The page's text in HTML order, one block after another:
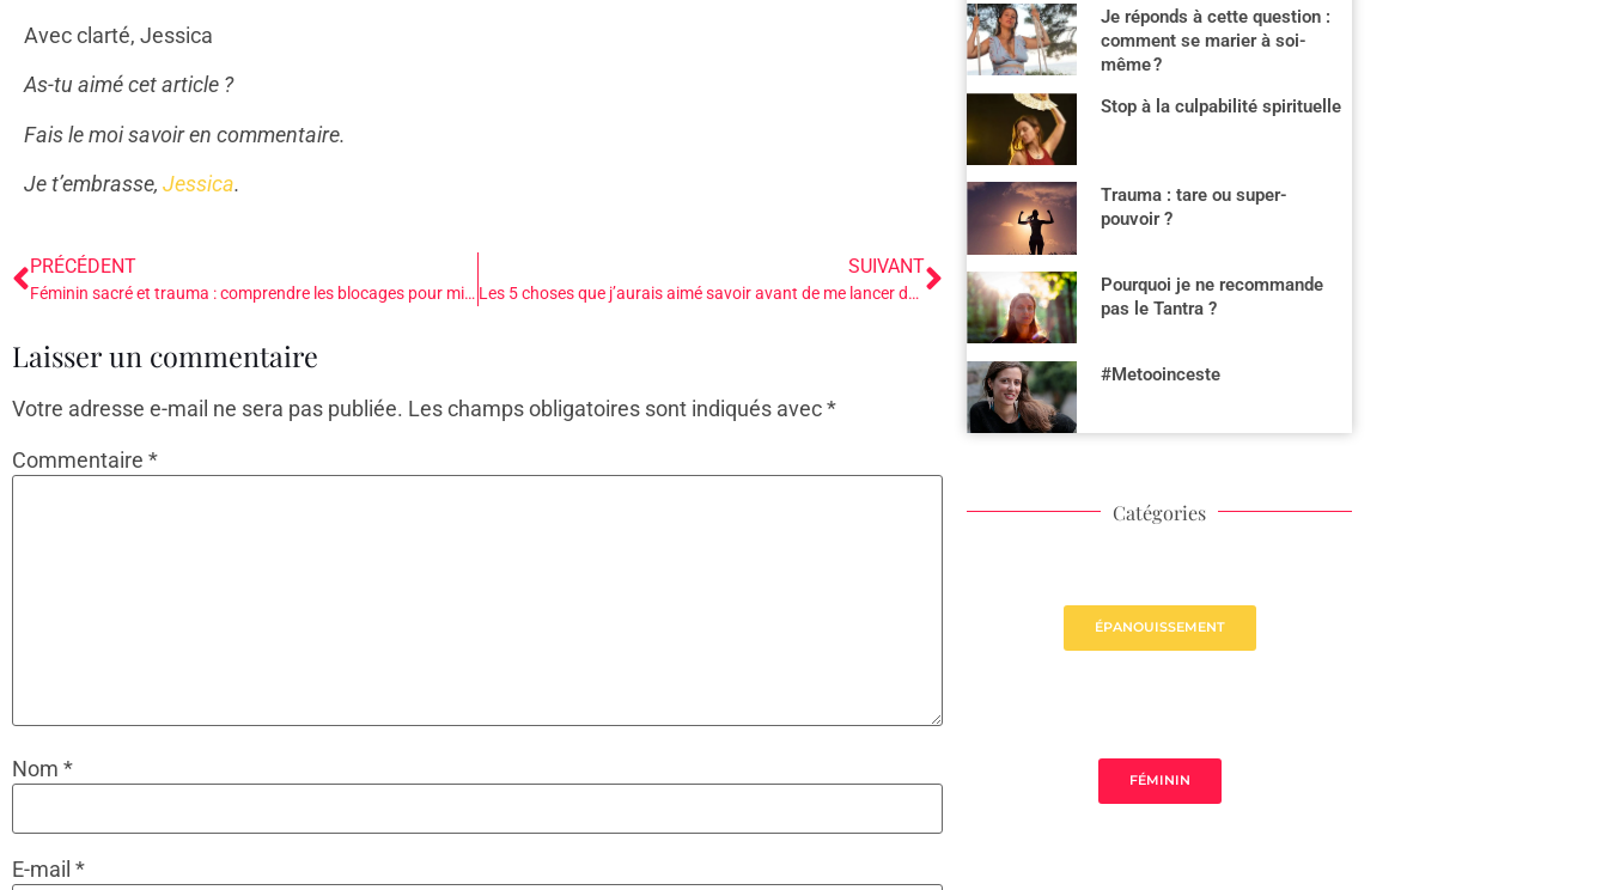
Avec clarté, Jessica
As-tu aimé cet article ?
Fais le moi savoir en commentaire.
Je t’embrasse, Jessica.
PRÉCÉDENT
Féminin sacré et trauma : comprendre les blocages pour mieux les traverser
SUIVANT
Les 5 choses que j’aurais aimé savoir avant de me lancer dans l’accompagnement du féminin
Laisser un commentaire
Votre adresse e-mail ne sera pas publiée. Les champs obligatoires sont indiqués avec*
Commentaire *
Nom *
E-mail *
Je réponds à cette question :
comment se marier à soi-
même ?
Stop à la culpabilité spirituelle
Trauma : tare ou super-
pouvoir ?
Pourquoi je ne recommande
pas le Tantra ?
#Metooinceste
Catégories
ÉPANOUISSEMENT
FÉMININ